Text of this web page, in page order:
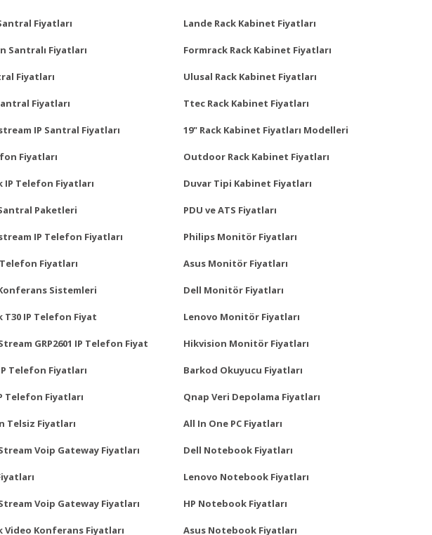
Fiyatları
Santralı Fiyatları
Fiyatları
Fiyatları
IP Santral Fiyatları
Fiyatları
IP Telefon Fiyatları
Paketleri
IP Telefon Fiyatları
Fiyatları
Sistemleri
T30 IP Telefon Fiyat
GRP2601 IP Telefon Fiyat
Telefon Fiyatları
Telefon Fiyatları
Telsiz Fiyatları
Voip Gateway Fiyatları
Voip Gateway Fiyatları
Video Konferans Fiyatları
Lande Rack Kabinet Fiyatları
Formrack Rack Kabinet Fiyatları
Ulusal Rack Kabinet Fiyatları
Ttec Rack Kabinet Fiyatları
19" Rack Kabinet Fiyatları Modelleri
Outdoor Rack Kabinet Fiyatları
Duvar Tipi Kabinet Fiyatları
PDU ve ATS Fiyatları
Philips Monitör Fiyatları
Asus Monitör Fiyatları
Dell Monitör Fiyatları
Lenovo Monitör Fiyatları
Hikvision Monitör Fiyatları
Barkod Okuyucu Fiyatları
Qnap Veri Depolama Fiyatları
All In One PC Fiyatları
Dell Notebook Fiyatları
Lenovo Notebook Fiyatları
HP Notebook Fiyatları
Asus Notebook Fiyatları